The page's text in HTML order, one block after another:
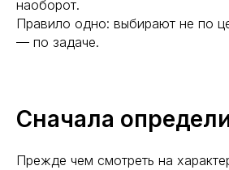
наоборот.
Правило одно: выбирают не по
— по задаче.
Сначала
Прежде чем смотреть на